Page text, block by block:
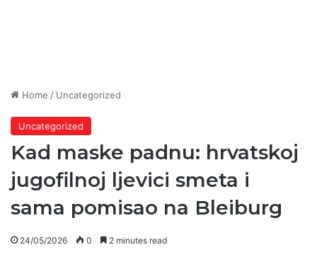
Home / Uncategorized
Uncategorized
Kad maske padnu: hrvatskoj
jugofilnoj ljevici smeta i
sama pomisao na Bleiburg
24/05/2026 0 2 minutes read